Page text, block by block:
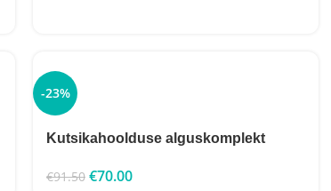
-23%
Kutsikahoolduse alguskomplekt
€91.50 €70.00